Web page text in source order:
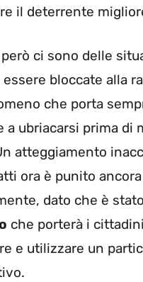
il deterrente
ci sono delle
bloccate alla
che porta
a ubriacarsi prima di
atteggiamento
ora è punito
dato che è
che porterà i
e utilizzare un